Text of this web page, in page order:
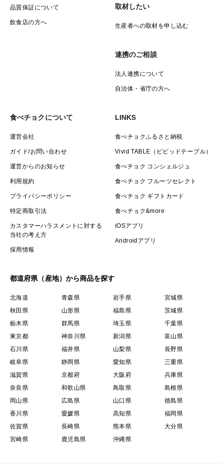
品質保証について
飲食店の方へ
取材したい
生産者への取材を申し込む
連携のご相談
法人連携について
自治体・省庁の方へ
食べチョクについて
運営会社
ガイド/お問い合わせ
運営からのお知らせ
利用規約
プライバシーポリシー
特定商取引法
カスタマーハラスメントに対する
当社の考え方
採用情報
LINKS
食べチョクふるさと納税
Vivid TABLE（ビビッドテーブル）
食べチョク コンシェルジュ
食べチョク フルーツセレクト
食べチョク ギフトカード
食べチョク&more
iOSアプリ
Androidアプリ
都道府県（産地）から商品を探す
北海道 青森県 岩手県
宮城県
秋田県
山形県 福島県
茨城県
栃木県
群馬県 埼玉県
千葉県
東京都
神奈川県 新潟県
富山県
石川県
福井県 山梨県
長野県
岐阜県
静岡県 愛知県
三重県
滋賀県
京都府 大阪府
兵庫県
奈良県
和歌山県 鳥取県
島根県
岡山県
広島県 山口県
徳島県
香川県
愛媛県 高知県
福岡県
佐賀県
長崎県 熊本県
大分県
宮崎県
鹿児島県 沖縄県